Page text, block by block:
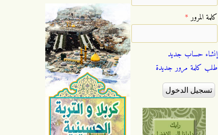
‏كلمة المرور ‏*
إنشاء حساب جديد
طلب كلمة مرور جديدة